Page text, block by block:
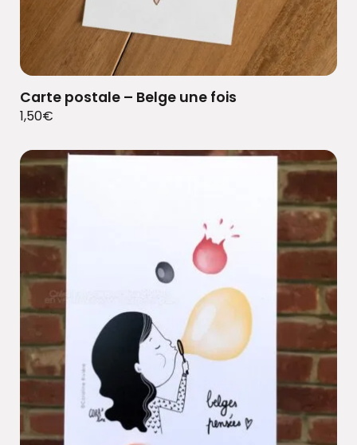
Carte postale – Belge une fois
1,50€